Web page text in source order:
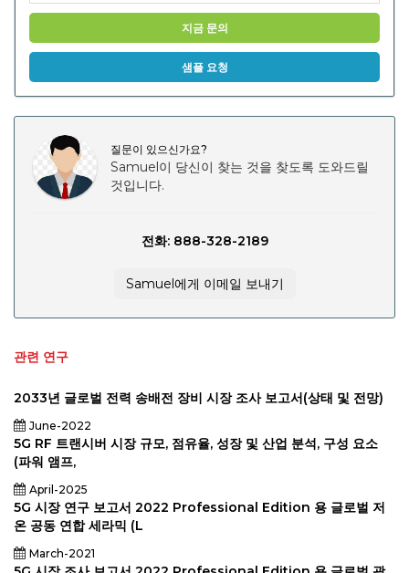
동차,
관리,
기타),
2031,
2031.
지금 문의
샘플 요청
질문이 있으신가요?
Samuel이 당신이 찾는 것을 찾도록 도와드릴
것입니다.
전화: 888-328-2189
Samuel에게 이메일 보내기
관련 연구
2033년 글로벌 전력 송배전 장비 시장 조사 보고서(상태 및 전망)
June-2022
5G RF 트랜시버 시장 규모, 점유율, 성장 및 산업 분석, 구성 요소
(파워 앰프,
April-2025
5G 시장 연구 보고서 2022 Professional Edition 용 글로벌 저
온 공동 연합 세라믹 (L
March-2021